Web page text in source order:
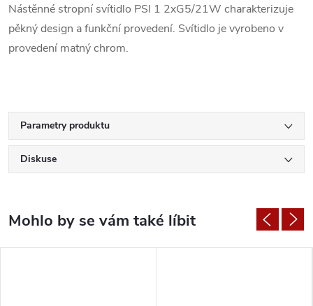
Nástěnné stropní svítidlo PSI 1 2xG5/21W charakterizuje
pěkný design a funkční provedení. Svítidlo je vyrobeno v
provedení matný chrom.
Parametry produktu
Diskuse